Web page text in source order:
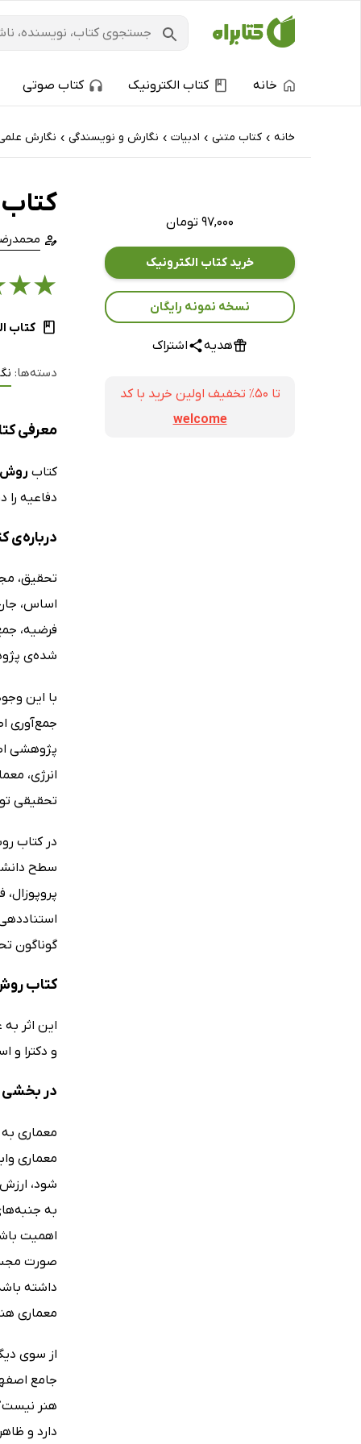
خانه کتاب الکترونیک کتاب صوتی
خانه › کتاب‌ متنی › ادبیات › نگارش و نویسندگی › نگارش
۹۷,۰۰۰ تومان
خرید کتاب الکترونیک
نسخه نمونه رایگان
هدیه اشتراک
تا ۵۰٪ تخفیف اولین خرید با کد
welcome
★
★
کتاب
دسته‌ها:
معرفی
کتاب روش
دفاعیه را
درباره‌ی
تحقیق،
اساس،
فرضیه،
شده‌ی
با این
جمع‌آوری
پژوهشی
انرژی،
تحقیقی
سطح
گوناگون
کتاب
این اثر
و دکترا و
در بخشی
معماری
معماری
شود،
به
اهمیت
صورت
داشته
معماری
از سوی
جامع
هنر
دارد و